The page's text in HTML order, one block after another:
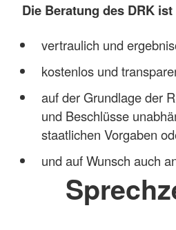
Die Beratung des DRK ist
vertraulich und
kostenlos und
auf der Grundlage der
und Beschlüsse
staatlichen Vorgaben
und auf Wunsch auch